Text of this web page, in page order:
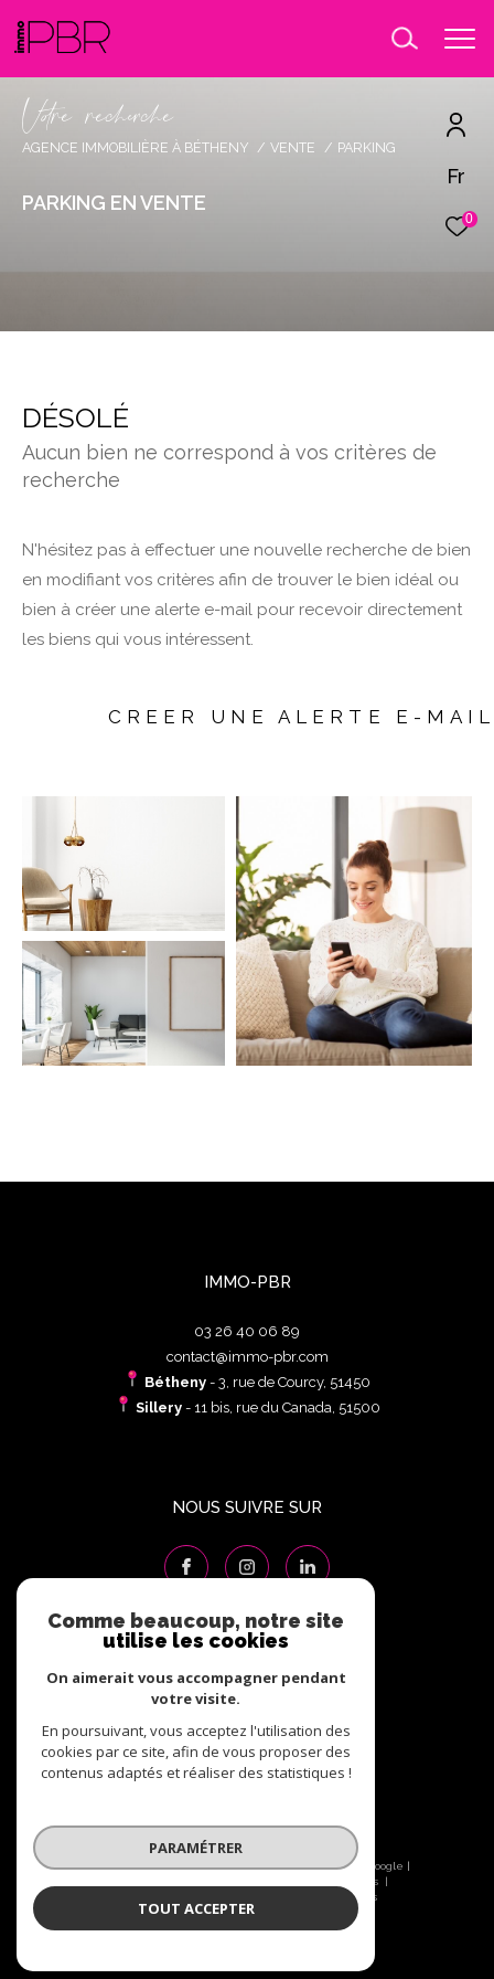
Fr
0
Vore recece
AGENCE IMMOBILIÈRE À BÉTHENY VENTE PARKING
PARKING EN VENTE
DÉSOLÉ
Aucun bien ne correspond à vos critères de
recherche
N'hésitez pas à effectuer une nouvelle recherche de bien
en modifiant vos critères afin de trouver le bien idéal ou
bien à créer une alerte e-mail pour recevoir directement
les biens qui vous intéressent.
CREER UNE ALERTE E-
IMMO-PBR
03 26 40 06 89
contact@immo-pbr.com
Bétheny - 3, rue de Courcy, 51450
Sillery- 11 bis, rue du Canada, 51500
NOUS SUIVRE SUR
© 2026 | Tous droits réservés | Traduction powered by Google |
Mentions légales
Cookies
Comme beaucoup, notre site
utilise les cookies
On aimerait vous accompagner pendant
votre visite.
En poursuivant, vous acceptez l'utilisation des
cookies par ce site, afin de vous proposer des
contenus adaptés et réaliser des statistiques !
PARAMÉTRER
TOUT ACCEPTER